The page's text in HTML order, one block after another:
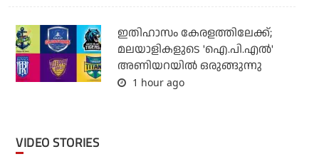
ഇതിഹാസം കേരളത്തിലേക്ക്;
മലയാളികളുടെ 'ഐ.പി.എല്‍'
അണിയറയില്‍ ഒരുങ്ങുന്നു
1 hour ago
VIDEO STORIES